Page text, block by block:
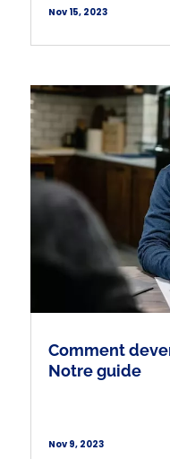
Nov 15, 2023
Comment
Notre guide
Nov 9, 2023